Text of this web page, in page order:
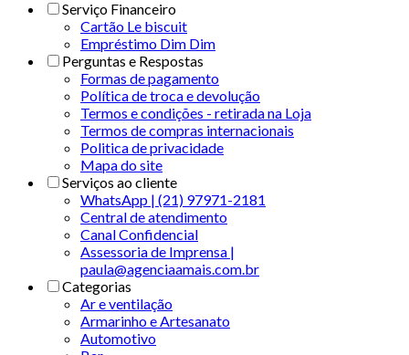
Serviço Financeiro
Cartão Le biscuit
Empréstimo Dim Dim
Perguntas e Respostas
Formas de pagamento
Política de troca e devolução
Termos e condições - retirada na Loja
Termos de compras internacionais
Politica de privacidade
Mapa do site
Serviços ao cliente
WhatsApp | (21) 97971-2181
Central de atendimento
Canal Confidencial
Assessoria de Imprensa |
paula@agenciaamais.com.br
Categorias
Ar e ventilação
Armarinho e Artesanato
Automotivo